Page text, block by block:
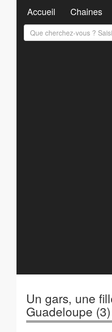
Un gars, une
Guadeloupe (3)
Accueil Chaines